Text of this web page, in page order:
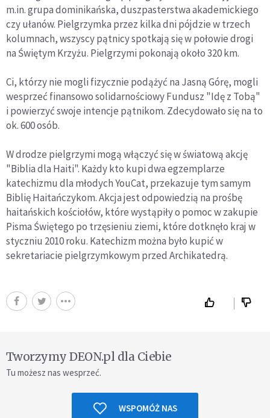
m.in. grupa dominikańska, duszpasterstwa akademickiego
czy ułanów. Pielgrzymka przez kilka dni pójdzie w trzech
kolumnach, wszyscy pątnicy spotkają się w połowie drogi
na Świętym Krzyżu. Pielgrzymi pokonają około 320 km.
Ci, którzy nie mogli fizycznie podążyć na Jasną Górę, mogli
wesprzeć finansowo solidarnościowy Fundusz "Idę z Tobą"
i powierzyć swoje intencje pątnikom. Zdecydowało się na to
ok. 600 osób.
W drodze pielgrzymi mogą włączyć się w światową akcję
"Biblia dla Haiti". Każdy kto kupi dwa egzemplarze
katechizmu dla młodych YouCat, przekazuje tym samym
Biblię Haitańczykom. Akcja jest odpowiedzią na prośbę
haitańskich kościołów, które wystąpiły o pomoc w zakupie
Pisma Świętego po trzęsieniu ziemi, które dotknęło kraj w
styczniu 2010 roku. Katechizm można było kupić w
sekretariacie pielgrzymkowym przed Archikatedrą.
Tworzymy DEON.pl dla Ciebie
Tu możesz nas wesprzeć.
WSPOMÓŻ NAS